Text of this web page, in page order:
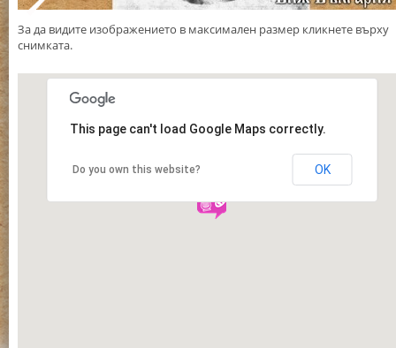
За да видите изображението в максимален размер кликнете върху
снимката.
This page can't load Google Maps correctly.
Do you own this website? OK